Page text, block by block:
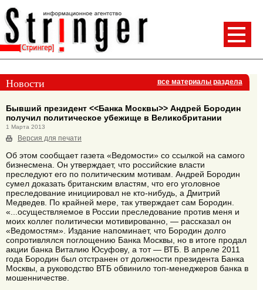
Новости все материалы раздела
Бывший президент <<Банка Москвы>> Андрей Бородин
получил политическое убежище в Великобритании
1 Марта 2013
Версия для печати
Об этом сообщает газета «Ведомости» со ссылкой на самого
бизнесмена. Он утверждает, что российские власти
преследуют его по политическим мотивам. Андрей Бородин
сумел доказать британским властям, что его уголовное
преследование инициировал не кто-нибудь, а Дмитрий
Медведев. По крайней мере, так утверждает сам Бородин.
«...осуществляемое в России преследование против меня и
моих коллег политически мотивированно, — рассказал он
«Ведомостям». Издание напоминает, что Бородин долго
сопротивлялся поглощению Банка Москвы, но в итоге продал
акции банка Виталию Юсуфову, а тот — ВТБ. В апреле 2011
года Бородин был отстранен от должности президента Банка
Москвы, а руководство ВТБ обвинило топ-менеджеров банка в
мошенничестве.